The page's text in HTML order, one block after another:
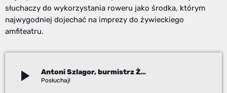
słuchaczy do wykorzystania roweru jako środka, którym
najwygodniej dojechać na imprezy do żywieckiego
amfiteatru.
play_arrow Antoni Szlagor, burmistrz Żywca